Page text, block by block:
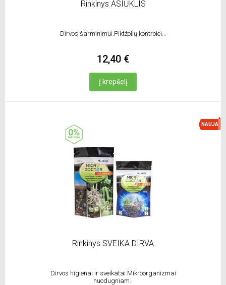
Rinkinys ASIŪKLIS
Dirvos šarminimui.Piktžolių kontrolei...
12,40 €
Į krepšelį
NAUJA
Rinkinys SVEIKA DIRVA
Dirvos higienai ir sveikatai.Mikroorganizmai
nuodugniam..